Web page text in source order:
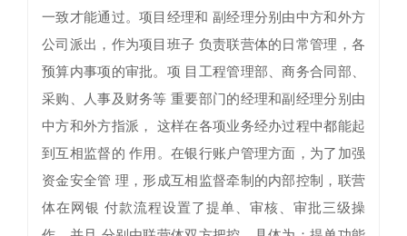
一致才能通过。项目经理和 副经理分别由中方和外方
公司派出，作为项目班子 负责联营体的日常管理，各
预算内事项的审批。项 目工程管理部、商务合同部、
采购、人事及财务等 重要部门的经理和副经理分别由
中方和外方指派， 这样在各项业务经办过程中都能起
到互相监督的 作用。在银行账户管理方面，为了加强
资金安全管 理，形成互相监督牵制的内部控制，联营
体在网银 付款流程设置了提单、审核、审批三级操